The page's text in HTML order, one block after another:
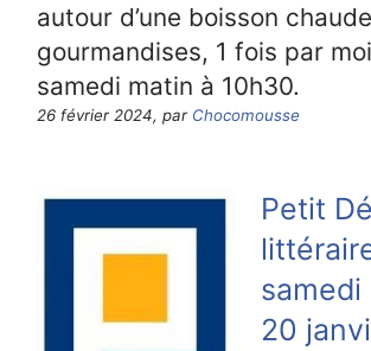
autour d’une boisson
gourmandises, 1 fois par
samedi matin à 10h30.
26 février 2024, par Chocomousse
Petit
samedi
20